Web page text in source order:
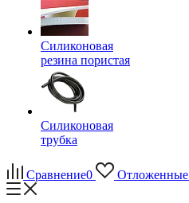
Силиконовая
резина пористая
Силиконовая
трубка
Сравнение0 Отложенные